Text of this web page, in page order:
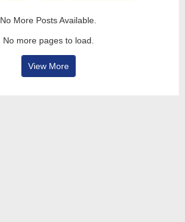
No More Posts Available.
No more pages to load.
View More